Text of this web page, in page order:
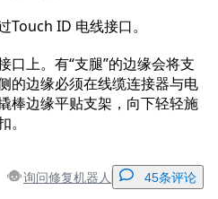
Touch ID 电线接口。
口上。有“支腿”的边缘会将支
的边缘必须在线缆连接器与电
棒边缘平贴支架，向下轻轻施
询问修复机器人 45条评论